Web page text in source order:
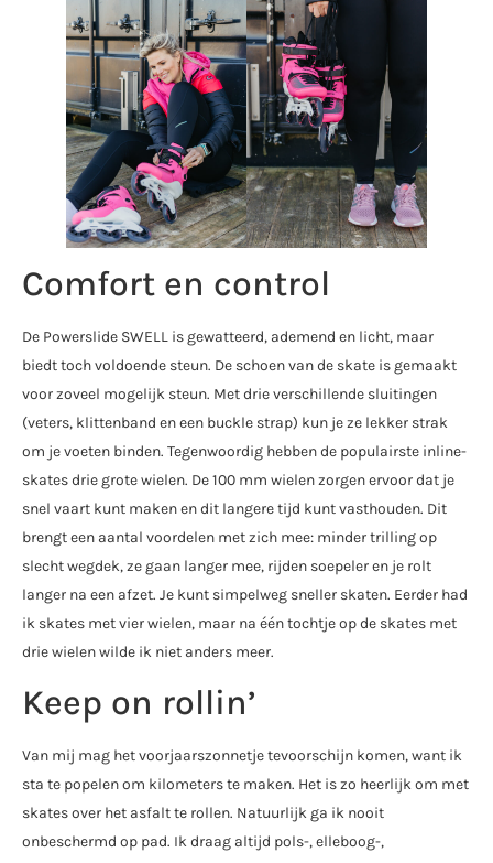
Comfort en control
De Powerslide SWELL is gewatteerd, ademend en licht, maar
biedt toch voldoende steun. De schoen van de skate is gemaakt
voor zoveel mogelijk steun. Met drie verschillende sluitingen
(veters, klittenband en een buckle strap) kun je ze lekker strak
om je voeten binden. Tegenwoordig hebben de populairste inline-
skates drie grote wielen. De 100 mm wielen zorgen ervoor dat je
snel vaart kunt maken en dit langere tijd kunt vasthouden. Dit
brengt een aantal voordelen met zich mee: minder trilling op
slecht wegdek, ze gaan langer mee, rijden soepeler en je rolt
langer na een afzet. Je kunt simpelweg sneller skaten. Eerder had
ik skates met vier wielen, maar na één tochtje op de skates met
drie wielen wilde ik niet anders meer.
Keep on rollin’
Van mij mag het voorjaarszonnetje tevoorschijn komen, want ik
sta te popelen om kilometers te maken. Het is zo heerlijk om met
skates over het asfalt te rollen. Natuurlijk ga ik nooit
onbeschermd op pad. Ik draag altijd pols-, elleboog-,